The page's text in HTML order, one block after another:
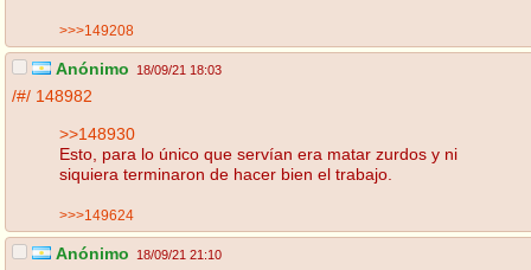
>>>149208
Anónimo 18/09/21 18:03
/#/ 148982
>>148930
Esto, para lo único que servían era matar zurdos y ni
siquiera terminaron de hacer bien el trabajo.
>>>149624
Anónimo 18/09/21 21:10